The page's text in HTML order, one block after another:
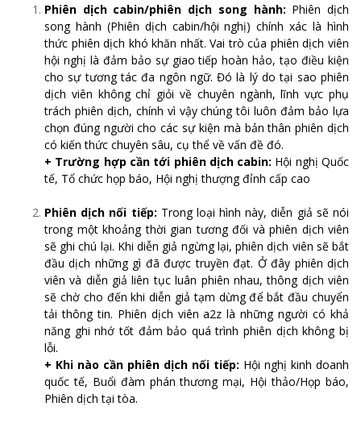
Phiên dịch cabin/phiên dịch song hành: Phiên dịch
song hành (Phiên dịch cabin/hội nghị) chính xác là hình
thức phiên dịch khó khăn nhất. Vai trò của phiên dịch viên
hội nghị là đảm bảo sự giao tiếp hoàn hảo, tạo điều kiện
cho sự tương tác đa ngôn ngữ. Đó là lý do tại sao phiên
dịch viên không chỉ giỏi về chuyên ngành, lĩnh vực phụ
trách phiên dịch, chính vì vậy chúng tôi luôn đảm bảo lựa
chọn đúng người cho các sự kiện mà bản thân phiên dịch
có kiến thức chuyên sâu, cụ thể về vấn đề đó.
+ Trường hợp cần tới phiên dịch cabin: Hội nghị Quốc
tế, Tổ chức họp báo, Hội nghị thượng đỉnh cấp cao
Phiên dịch nối tiếp: Trong loại hình này, diễn giả sẽ nói
trong một khoảng thời gian tương đối và phiên dịch viên
sẽ ghi chú lại. Khi diễn giả ngừng lại, phiên dịch viên sẽ bắt
đầu dịch những gì đã được truyền đạt. Ở đây phiên dịch
viên và diễn giả liên tục luân phiên nhau, thông dịch viên
sẽ chờ cho đến khi diễn giả tạm dừng để bắt đầu chuyển
tải thông tin. Phiên dịch viên a2z là những người có khả
năng ghi nhớ tốt đảm bảo quá trình phiên dịch không bị
lỗi.
+ Khi nào cần phiên dịch nối tiếp: Hội nghị kinh doanh
quốc tế, Buổi đàm phán thương mại, Hội thảo/Họp báo,
Phiên dịch tại tòa.